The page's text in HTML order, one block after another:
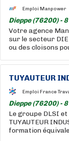
Emploi Manpower
Dieppe (76200) -
Votre agence
sur le secteur
ou des cloisons
TUYAUTEUR
Emploi France
Dieppe (76200) -
Le groupe DLSI
TUYAUTEUR
formation